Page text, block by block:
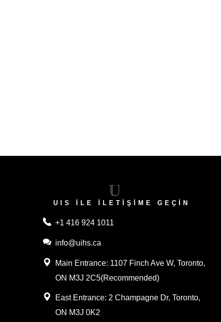
U
UIS ILE İLETIŞIME GEÇIN
+1 416 924 1011
info@uihs.ca
Main Entrance: 1107 Finch Ave W, Toronto,
ON M3J 2C5(Recommended)
East Entrance: 2 Champagne Dr, Toronto,
ON M3J 0K2